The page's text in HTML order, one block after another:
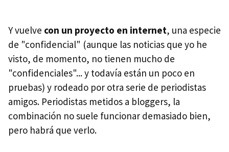
Y vuelve con un proyecto en internet, una especie
de "confidencial" (aunque las noticias que yo he
visto, de momento, no tienen mucho de
"confidenciales"... y todavía están un poco en
pruebas) y rodeado por otra serie de periodistas
amigos. Periodistas metidos a bloggers, la
combinación no suele funcionar demasiado bien,
pero habrá que verlo.